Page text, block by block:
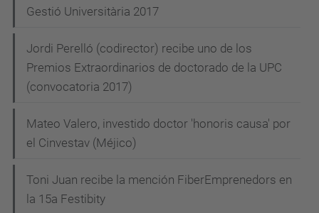
g
i
n
Gestió Universitària 2017
Jordi Perelló (codirector) recibe uno de los
Premios Extraordinarios de doctorado de la UPC
(convocatoria 2017)
Mateo Valero, investido doctor 'honoris causa' por
el Cinvestav (Méjico)
Toni Juan recibe la mención FiberEmprenedors en
la 15a Festibity